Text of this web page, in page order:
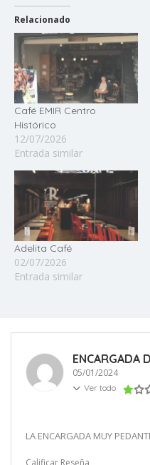
Relacionado
Café EMIR Centro
Histórico
12/07/2026
Entrada similar
Adelita Café
02/07/2026
Entrada similar
ENCARGADA
05/01/2024
Ver todo
LA ENCARGADA MUY